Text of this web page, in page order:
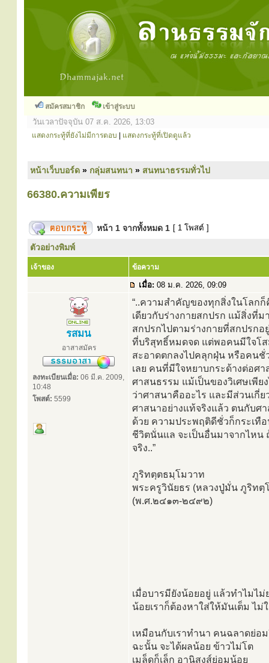
สมัครสมาชิก เข้าสู่ระบบ
วันเวลาปัจจุบัน 07 ส.ค. 2026, 13:03
แสดงกระทู้ที่ยังไม่มีการตอบ แสดงกระทู้ที่เปิดดูแล้ว
หน้าเว็บบอร์ด » กลุ่มสนทนา » สนทนาธรรมทั่วไป
66380.ความเพียร
หน้า 1 จากทั้งหมด 1 [ 1 โพสต์ ]
ตัวอย่างพิมพ์
เจ้าของ ข้อความ
เมื่อ: 08 ม.ค. 2026, 09:09
รสมน
อาสาสมัคร
ลงทะเบียนเมื่อ: 06 มี.ค. 2009,
10:48
โพสต์: 5599
“..ความสำคัญของทุกสิ่งในโลกก็
เดียวกับร่างกายสกปรก แม้สิ่งที่ม
สกปรกไปตามร่างกายที่สกปรกอ
ที่บริสุทธิ์หมดจด แต่พอคนมีใจโส
สะอาดตกลงไปคลุกฝุ่น หรือคนชั่
เลย คนที่มีใจหยาบกระด้างต่อศ
ศาสนธรรม แม้เป็นของวิเศษเพี
ว่าศาสนาคืออะไร และมีส่วนเกี่
ศาสนาอย่างแท้จริงแล้ว ตนกับศ
ด้วย ความประพฤติดีชั่วก็กระเทื
ชีวิตนั่นแล จะเป็นอื่นมาจากไหน
จริง..”
ภูริทตฺตธมฺโมวาท
พระครูวินัยธร (หลวงปู่มั่น ภูริทตฺ
(พ.ศ.๒๔๑๓-๒๔๙๒)
เมื่อบารมียังน้อยอยู่ แล้วทำไมไ
น้อยเราก็ต้องหาใส่ให้มันเต็ม ไม่
เหมือนกับเราทำนา คนฉลาดย่
ฉะนั้น จะได้ผลน้อย ข้าวไม่โต
เมล็ดก็เล็ก อานิสงส์ย่อมน้อย